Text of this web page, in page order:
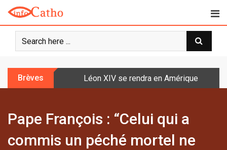
o
Brèves Léon XIV se rendra en Amérique latine à
Pape François : “Celui qui a
commis un péché mortel ne